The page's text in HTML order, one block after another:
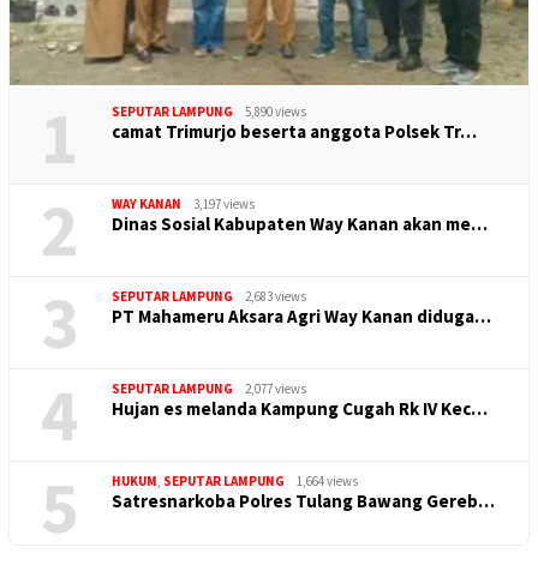
1 SEPUTAR LAMPUNG 5,890 views
camat Trimurjo beserta anggota Polsek Tr…
2 WAY KANAN 3,197 views
Dinas Sosial Kabupaten Way Kanan akan me…
3 SEPUTAR LAMPUNG 2,683 views
PT Mahameru Aksara Agri Way Kanan diduga…
4 SEPUTAR LAMPUNG 2,077 views
Hujan es melanda Kampung Cugah Rk IV Kec…
5 HUKUM, SEPUTAR LAMPUNG 1,664 views
Satresnarkoba Polres Tulang Bawang Gereb…